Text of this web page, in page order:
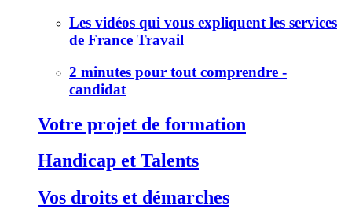
Les vidéos qui vous expliquent les services
de France Travail
2 minutes pour tout comprendre -
candidat
Votre projet de formation
Handicap et Talents
Vos droits et démarches